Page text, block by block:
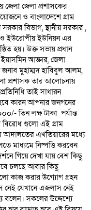
জেলা জেলা প্রশাসকের
ও বাংলাদেশে গ্রাম
বিভাগ, স্থানীয় সরকার ,
ও ইউরোপীয় ইউনিয়ন এর
হয়। উক্ত সভায় প্রধান
আক্তার, জেলা
জনাব মুহাম্মদ হাবিবুল আলম,
প্রশাসক তার আলোচনায়
তাই সাধারন
কারন আপনার জনগনের
তিন লক্ষ টাকা পর্যান্ত
বিরোধ গুলো এই গ্রাম
আদালতের এখতিয়ারের মধ্যে
মাধ্যমে নিষ্পত্তি করবেন
গিয়ে দেখা যায় বেশ কিছু
চলছে আবার কিছু
কাজ করার উগ্যোগ গ্রহন
নেই যেখানে এজলাস নেই
বলেন। সকলের উদ্দেশ্যে